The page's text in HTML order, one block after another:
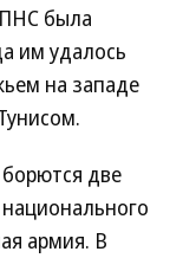
была
им удалось
на западе
две
армия. В